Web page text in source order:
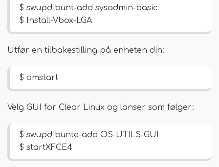
$ swupd bunt-add sysadmin-basic
$ Install-Vbox-LGA
Utfør en tilbakestilling på enheten din:
$ omstart
Velg GUI for Clear Linux og lanser som følger:
$ swupd bunte-add OS-UTILS-GUI
$ startXFCE4